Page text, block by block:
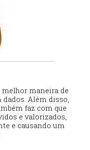
melhor maneira de
dados. Além disso,
faz com que
e valorizados,
e causando um